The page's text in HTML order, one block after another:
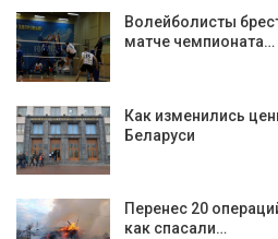
Волейболисты
матче чемпионата…
Как изменились
Беларуси
Перенес 20
как спасали…